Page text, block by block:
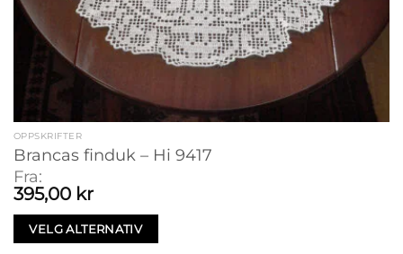
OPPSKRIFTER
Brancas finduk – Hi 9417
Fra:
395,00 kr
VELG ALTERNATIV